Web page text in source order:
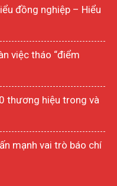
đồng nghiệp – Hiểu
việc tháo “điểm
thương hiệu trong và
mạnh vai trò báo chí